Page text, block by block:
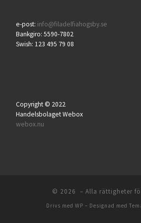
e-post: info@filadelfiahogsby.se
Bankgiro: 5590-7802
Swish: 123 495 79 08
Copyright © 2022
Handelsbolaget Webox
webox.nu
© 2026 – Alla rättigheter
Drivs med WP – Designad med